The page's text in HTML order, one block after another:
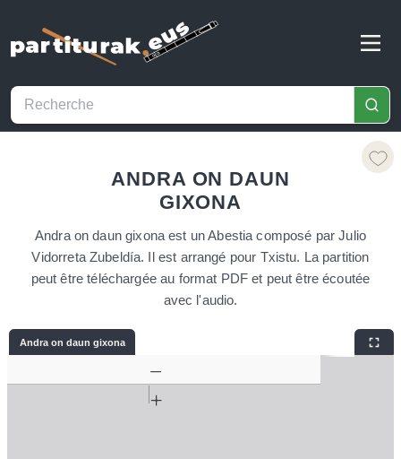
ANDRA ON DAUN
GIXONA
Andra on daun gixona est un Abestia composé par Julio
Vidorreta Zubeldía. Il est arrangé pour Txistu. La partition
peut être téléchargée au format PDF et peut être écoutée
avec l'audio.
Andra on daun gixona